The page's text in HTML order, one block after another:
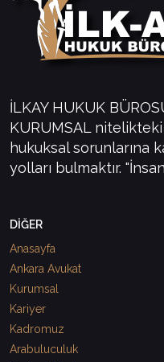
İLKAY HUKUK
KURUMSAL
hukuksal sorunlarına
yolları bulmaktır.
DİĞER
Anasayfa
Ankara Avukat
Kurumsal
Kariyer
Kadromuz
Arabuluculuk